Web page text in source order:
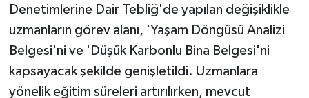
Denetimlerine Dair Tebliğ'de yapılan değişiklikle
uzmanların görev alanı, 'Yaşam Döngüsü Analizi
Belgesi'ni ve 'Düşük Karbonlu Bina Belgesi'ni
kapsayacak şekilde genişletildi. Uzmanlara
yönelik eğitim süreleri artırılırken, mevcut